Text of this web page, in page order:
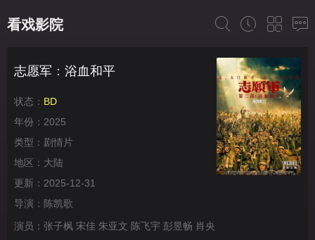
看戏影院
志愿军：浴血和平
状态： BD
年份： 2025
类型： 剧情片
地区： 大陆
更新： 2025-12-31
导演： 陈凯歌
演员： 张子枫 宋佳 朱亚文 陈飞宇 彭昱畅 肖央